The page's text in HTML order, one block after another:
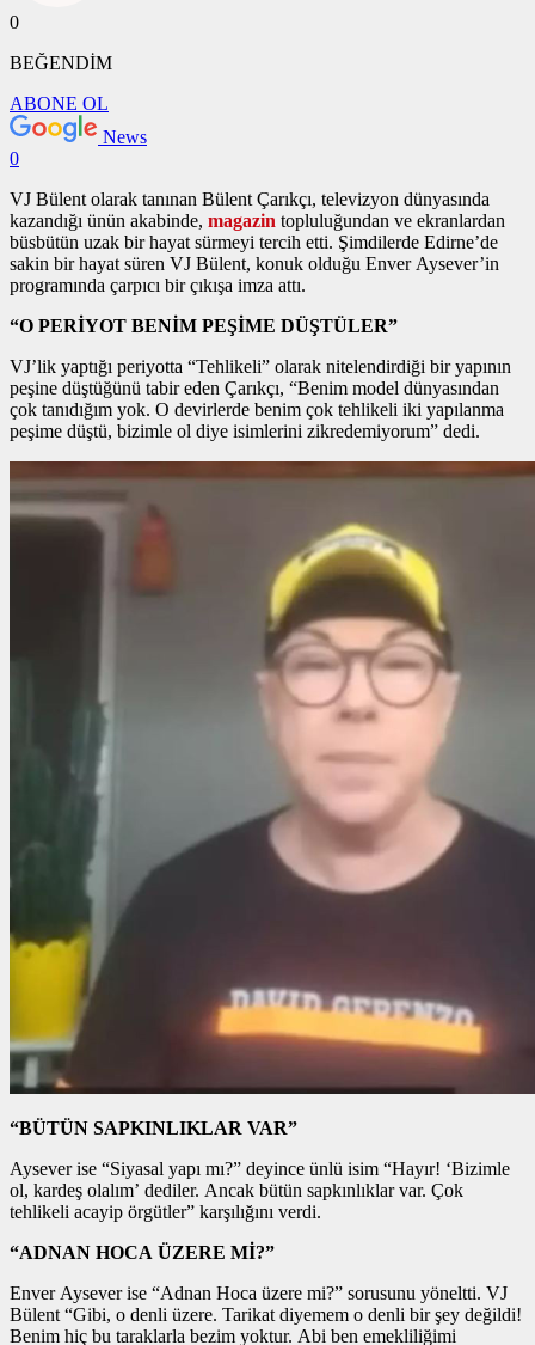
0
BEĞENDİM
ABONE OL
News
0
VJ Bülent olarak tanınan Bülent Çarıkçı, televizyon dünyasında
kazandığı ünün akabinde, magazin topluluğundan ve ekranlardan
büsbütün uzak bir hayat sürmeyi tercih etti. Şimdilerde Edirne’de
sakin bir hayat süren VJ Bülent, konuk olduğu Enver Aysever’in
programında çarpıcı bir çıkışa imza attı.
“O PERİYOT BENİM PEŞİME DÜŞTÜLER”
VJ’lik yaptığı periyotta “Tehlikeli” olarak nitelendirdiği bir yapının
peşine düştüğünü tabir eden Çarıkçı, “Benim model dünyasından
çok tanıdığım yok. O devirlerde benim çok tehlikeli iki yapılanma
peşime düştü, bizimle ol diye isimlerini zikredemiyorum” dedi.
“BÜTÜN SAPKINLIKLAR VAR”
Aysever ise “Siyasal yapı mı?” deyince ünlü isim “Hayır! ‘Bizimle
ol, kardeş olalım’ dediler. Ancak bütün sapkınlıklar var. Çok
tehlikeli acayip örgütler” karşılığını verdi.
“ADNAN HOCA ÜZERE Mİ?”
Enver Aysever ise “Adnan Hoca üzere mi?” sorusunu yöneltti. VJ
Bülent “Gibi, o denli üzere. Tarikat diyemem o denli bir şey değildi!
Benim hiç bu taraklarla bezim yoktur. Abi ben emekliliğimi